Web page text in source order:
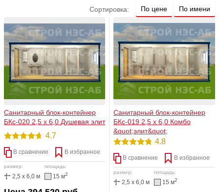
Сортировка: По цене По имени
Санитарный блок-контейнер
БКс-020 2,5 х 6,0 Душевая элит
4.7
В сравнение В избранное
размер:
2,5 x 6,0 м
площадь:
15 м2
Санитарный блок-контейнер
БКс-019 2,5 х 6,0 Комбо
&quot;элит&quot;
4.8
В сравнение В избранное
размер:
2,5 x 6,0 м
площадь:
15 м2